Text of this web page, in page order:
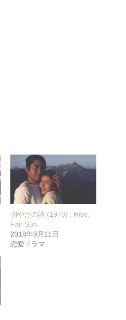
朝やけの詩 (1973) : Rise,
Fair Sun
2018年9月11日
恋愛ドラマ